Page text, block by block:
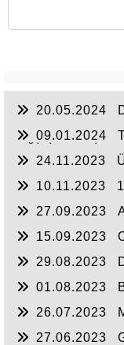
20.05.2024
Acılarımız
09.01.2024
24.11.2023
Akademinin
10.11.2023
27.09.2023
15.09.2023
Varmış
29.08.2023
01.08.2023
26.07.2023
27.06.2023